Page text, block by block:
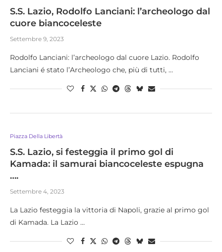
S.S. Lazio, Rodolfo Lanciani: l’archeologo dal
cuore biancoceleste
Settembre 9, 2023
Rodolfo Lanciani: l’archeologo dal cuore Lazio. Rodolfo
Lanciani é stato l’Archeologo che, più di tutti, …
Piazza Della Libertà
S.S. Lazio, si festeggia il primo gol di
Kamada: il samurai biancoceleste espugna
….
Settembre 4, 2023
La Lazio festeggia la vittoria di Napoli, grazie al primo gol
di Kamada. La Lazio …